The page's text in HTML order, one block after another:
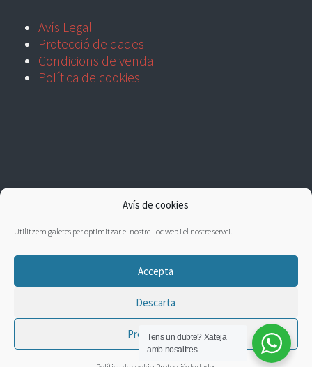
Avís de cookies
Utilitzem galetes per optimitzar el nostre lloc web i el nostre servei.
Accepta
Descarta
Preferències
Avís Legal
Protecció de dades
Condicions de venda
Política de cookies
Tens un dubte? Xateja
amb nosaltres